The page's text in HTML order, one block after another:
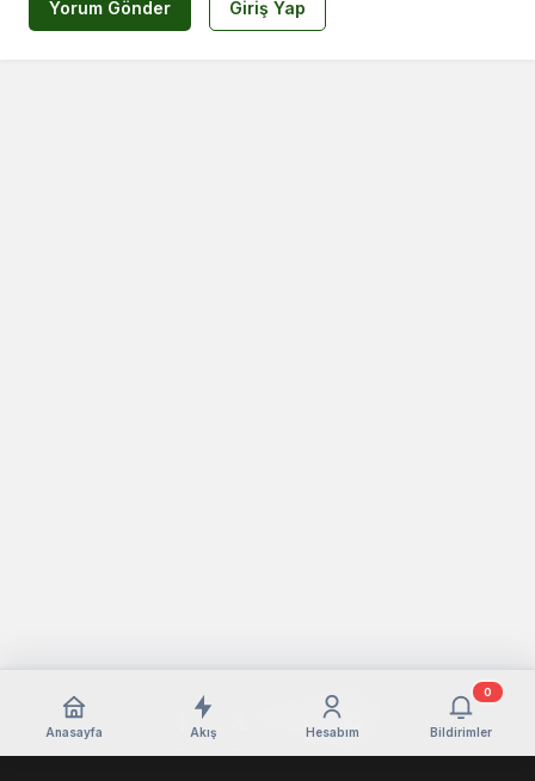
Yorum Gönder Giriş Yap
Anasayfa Akış Hesabım Bildirimler
0